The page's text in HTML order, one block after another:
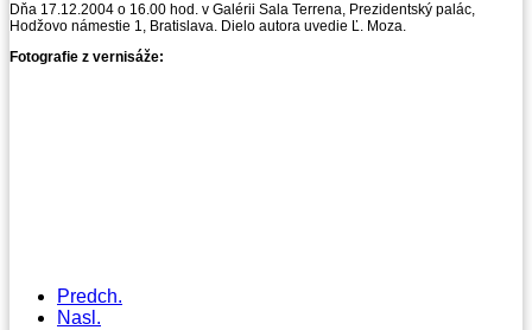
Dňa 17.12.2004 o 16.00 hod. v Galérii Sala Terrena, Prezidentský palác,
Hodžovo námestie 1, Bratislava. Dielo autora uvedie Ľ. Moza.
Fotografie z vernisáže:
Predch.
Nasl.